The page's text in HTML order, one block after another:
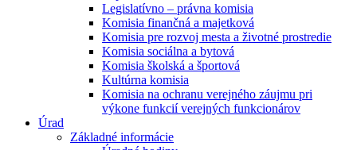
Legislatívno – právna komisia
Komisia finančná a majetková
Komisia pre rozvoj mesta a životné prostredie
Komisia sociálna a bytová
Komisia školská a športová
Kultúrna komisia
Komisia na ochranu verejného záujmu pri
výkone funkcií verejných funkcionárov
Úrad
Základné informácie